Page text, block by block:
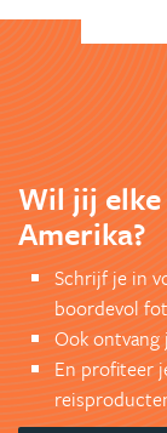
Wil jij
Amerika?
Schrijf je in
boordevol
Ook ontvang
En profiteer